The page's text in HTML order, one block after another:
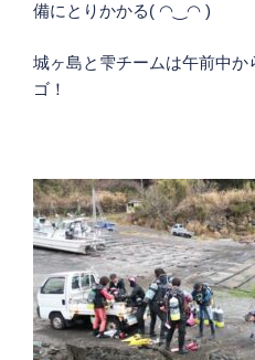
備にとりかかる( ◠‿◠ )
城ヶ島と雫チームは午前中
ゴ！